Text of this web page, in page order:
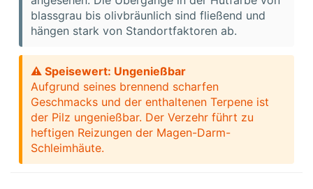
blassgrau bis olivbräunlich sind fließend und
hängen stark von Standortfaktoren ab.
⚠ Speisewert: Ungenießbar
Aufgrund seines brennend scharfen
Geschmacks und der enthaltenen Terpene ist
der Pilz ungenießbar. Der Verzehr führt zu
heftigen Reizungen der Magen-Darm-
Schleimhäute.